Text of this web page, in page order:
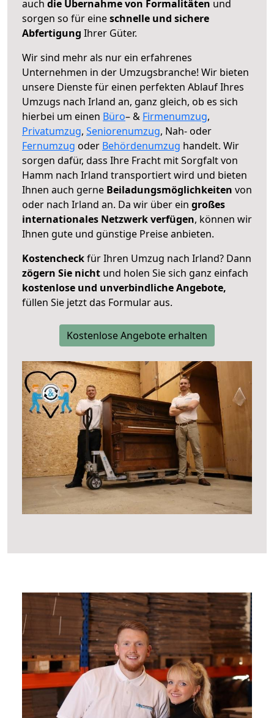
auch die Übernahme von Formalitäten und
sorgen so für eineschnelle und sichere
Abfertigung Ihrer Güter.
Wir sind mehr als nur ein erfahrenes
Unternehmen in der Umzugsbranche! Wir bieten
unsere Dienste für einen perfekten Ablauf Ihres
Umzugs nach Irland an, ganz gleich, ob es sich
hierbei um einen Büro– & Firmenumzug,
Privatumzug, Seniorenumzug, Nah- oder
Fernumzug oder Behördenumzug handelt. Wir
sorgen dafür, dass Ihre Fracht mit Sorgfalt von
Hamm nach Irland transportiert wird und bieten
Ihnen auch gerne Beiladungsmöglichkeiten von
oder nach Irland an. Da wir über ein großes
internationales Netzwerk verfügen, können wir
Ihnen gute und günstige Preise anbieten.
Kostencheckfür Ihren Umzug nach Irland? Dann
zögern Sie nicht und holen Sie sich ganz einfach
kostenlose und unverbindliche Angebote,
füllen Sie jetzt das Formular aus.
Kostenlose Angebote erhalten